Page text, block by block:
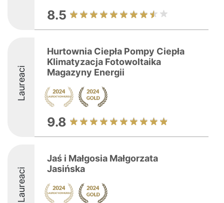
8.5
Laureaci
Hurtownia Ciepła Pompy Ciepła
Klimatyzacja Fotowoltaika
Magazyny Energii
9.8
Laureaci
Jaś i Małgosia Małgorzata
Jasińska